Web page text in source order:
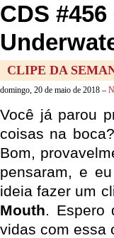
CDS
CLIPE DA
domingo, 20 de maio de 2018 –
Você já parou
coisas na
Bom,
pensaram, e
ideia fazer um
Mouth. Espero
vidas com essa